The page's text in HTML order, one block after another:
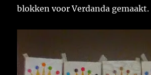
blokken voor Verdanda gemaakt.